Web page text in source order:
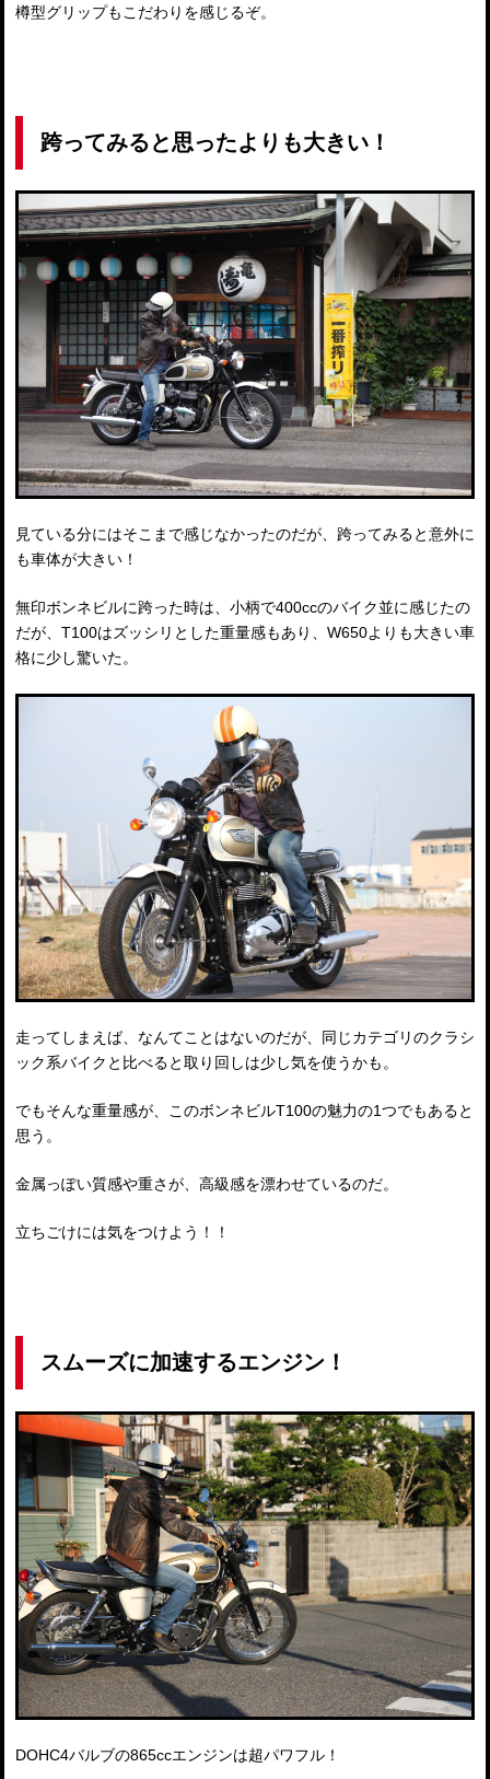
樽型グリップもこだわりを感じるぞ。
跨ってみると思ったよりも大きい！
見ている分にはそこまで感じなかったのだが、跨ってみると意外に
も車体が大きい！
無印ボンネビルに跨った時は、小柄で400ccのバイク並に感じたの
だが、T100はズッシリとした重量感もあり、W650よりも大きい車
格に少し驚いた。
走ってしまえば、なんてことはないのだが、同じカテゴリのクラシ
ック系バイクと比べると取り回しは少し気を使うかも。
でもそんな重量感が、このボンネビルT100の魅力の1つでもあると
思う。
金属っぽい質感や重さが、高級感を漂わせているのだ。
立ちごけには気をつけよう！！
スムーズに加速するエンジン！
DOHC4バルブの865ccエンジンは超パワフル！